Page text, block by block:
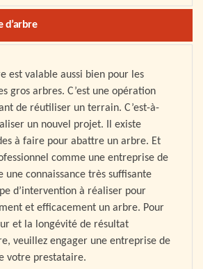
d’arbre
est valable aussi bien pour les
gros arbres. C’est une opération
de réutiliser un terrain. C’est-à-
un nouvel projet. Il existe
à faire pour abattre un arbre. Et
comme une entreprise de
une connaissance très suffisante
d’intervention à réaliser pour
et efficacement un arbre. Pour
et la longévité de résultat
veuillez engager une entreprise de
votre prestataire.